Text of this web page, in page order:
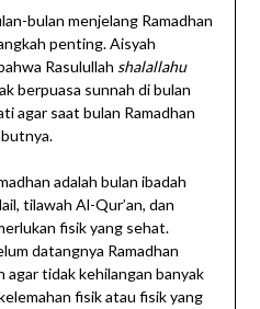
bulan menjelang Ramadhan
penting. Aisyah
Rasulullah shalallahu
berpuasa sunnah di bulan
agar saat bulan Ramadhan
adalah bulan ibadah
tilawah Al-Qur’an, dan
fisik yang sehat.
datangnya Ramadhan
tidak kehilangan banyak
fisik atau fisik yang